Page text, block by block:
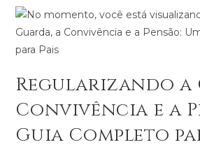
Regularizando a
Convivência e a
Guia Completo